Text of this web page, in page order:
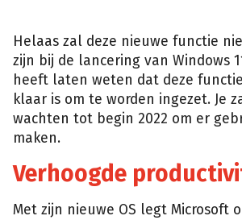
Helaas zal deze nieuwe functie
zijn bij de lancering van Windows
heeft laten weten dat deze
klaar is om te worden ingezet. Je
wachten tot begin 2022 om er
maken.
Verhoogde
Met zijn nieuwe OS legt Microsoft